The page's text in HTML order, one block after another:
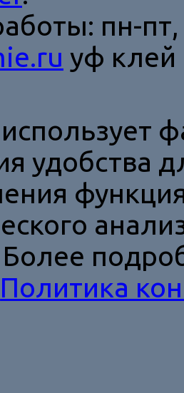
пн-пт,
уф клей
использует
удобства
Более
Политика